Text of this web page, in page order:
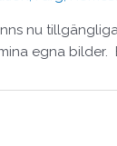
nu
egna